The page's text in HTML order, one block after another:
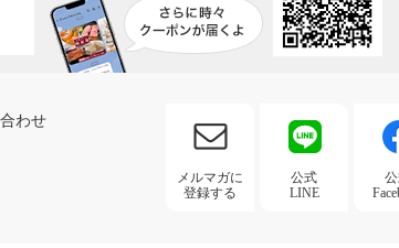
わせ
メルマガに
登録する
公式
LINE